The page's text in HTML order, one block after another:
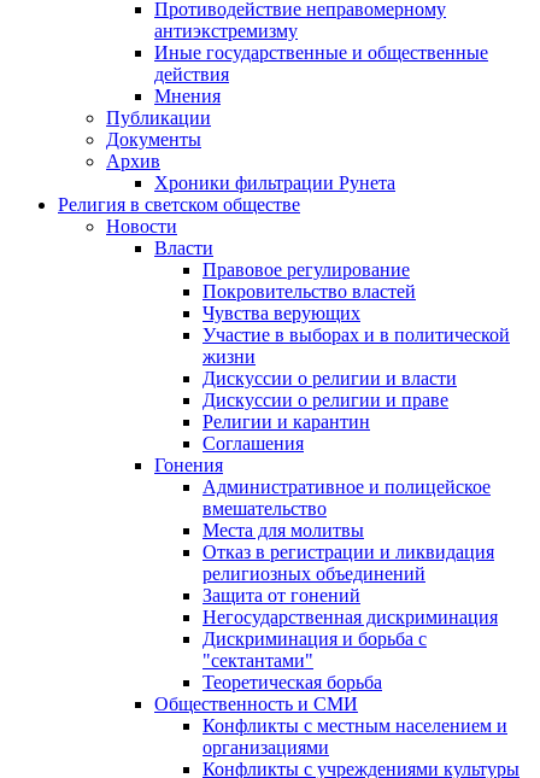
Противодействие неправомерному
антиэкстремизму
Иные государственные и общественные
действия
Мнения
Публикации
Документы
Архив
Хроники фильтрации Рунета
Религия в светском обществе
Новости
Власти
Правовое регулирование
Покровительство властей
Чувства верующих
Участие в выборах и в политической
жизни
Дискуссии о религии и власти
Дискуссии о религии и праве
Религии и карантин
Соглашения
Гонения
Административное и полицейское
вмешательство
Места для молитвы
Отказ в регистрации и ликвидация
религиозных объединений
Защита от гонений
Негосударственная дискриминация
Дискриминация и борьба с
"сектантами"
Теоретическая борьба
Общественность и СМИ
Конфликты с местным населением и
организациями
Конфликты с учреждениями культуры